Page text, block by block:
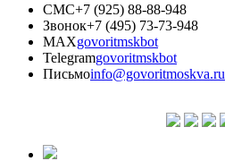
СМС+7 (925) 88-88-948
Звонок+7 (495) 73-73-948
MAXgovoritmskbot
Telegramgovoritmskbot
Письмоinfo@govoritmoskva.ru